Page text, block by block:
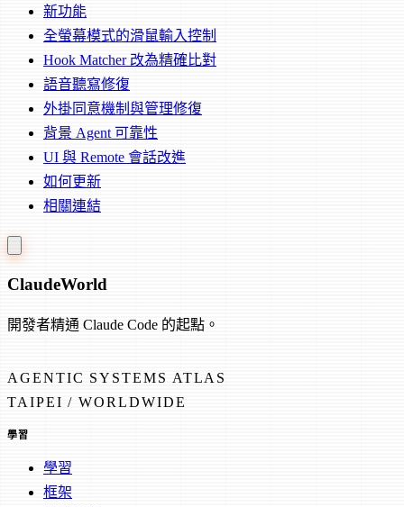
新功能
全螢幕模式的滑鼠輸入控制
Hook Matcher 改為精確比對
語音聽寫修復
外掛同意機制與管理修復
背景 Agent 可靠性
UI 與 Remote 會話改進
如何更新
相關連結
ClaudeWorld
開發者精通 Claude Code 的起點。
AGENTIC SYSTEMS ATLAS
TAIPEI / WORLDWIDE
學習
學習
框架